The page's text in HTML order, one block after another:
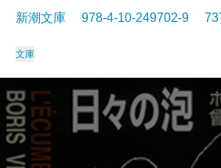
新潮文庫 978-4-10-249702-9
文庫